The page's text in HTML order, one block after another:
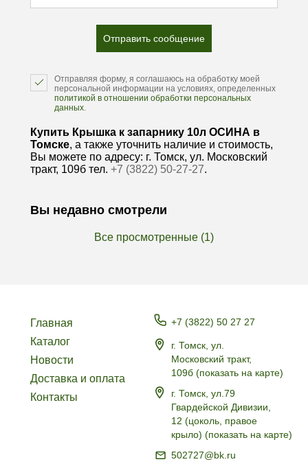
Отправить сообщение
Отправляя форму, я соглашаюсь на обработку моей
персональной информации на условиях, определенных
политикой в отношении обработки персональных
данных
Купить Крышка к запарнику 10л ОСИНА в
Томске, а также уточнить наличие и стоимость,
Вы можете по адресу: г. Томск, ул. Московский
тракт, 109б тел. +7 (3822) 50-27-27.
Вы недавно смотрели
Все просмотренные (1)
Главная
Каталог
Новости
Доставка и оплата
Контакты
+7 (3822) 50 27 27
г. Томск, ул.
Московский тракт,
109б (показать на карте)
г. Томск, ул.79
Гвардейской Дивизии,
12 (цоколь, правое
крыло) (показать на карте)
502727@bk.ru